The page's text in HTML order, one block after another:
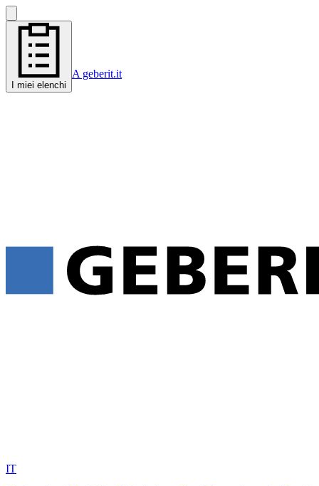
I miei elenchi
A geberit.it
IT